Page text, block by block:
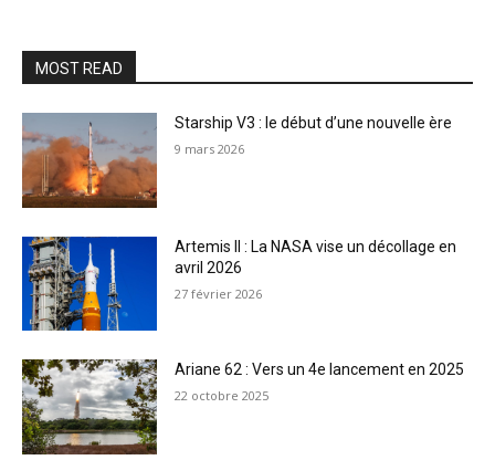
MOST READ
Starship V3 : le début d’une nouvelle ère
9 mars 2026
Artemis II : La NASA vise un décollage en
avril 2026
27 février 2026
Ariane 62 : Vers un 4e lancement en 2025
22 octobre 2025